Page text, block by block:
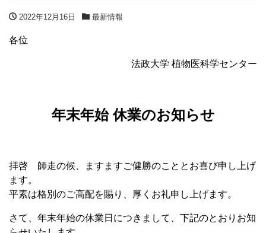
2022年12月16日 最新情報
各位
法政大学 植物医科学センター
年末年始 休業のお知らせ
拝啓 師走の候、ますますご健勝のこととお喜び申し上げ
ます。
平素は格別のご高配を賜り、厚くお礼申し上げます。
さて、年末年始の休業日につきまして、下記のとおりお知